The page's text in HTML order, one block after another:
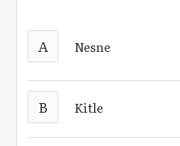
A Nesne
B Kitle